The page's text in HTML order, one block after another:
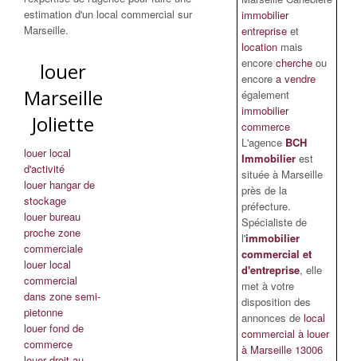
estimation d'un local commercial sur
Marseille.
louer
Marseille
Joliette
louer local
d'activité
louer hangar de
stockage
louer bureau
proche zone
commerciale
louer local
commercial
dans zone semi-
pietonne
louer fond de
commerce
immobilier
entreprise et
location mais
encore cherche ou
encore a vendre
également
immobilier
commerce
L'agence BCH
Immobilierest
située à Marseille
près de la
préfecture.
Spécialiste de
l'immobilier
commercial et
d'entreprise, elle
met à votre
disposition des
annonces de local
commercial à louer
à Marseille 13006